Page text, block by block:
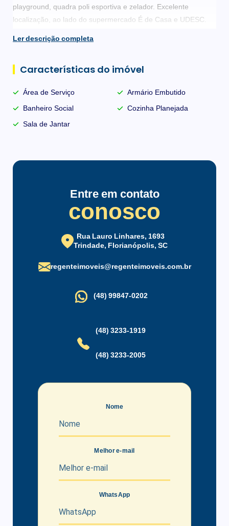
playground, quadra poli esportiva e zelador. Excelente
localização, ao lado do supermercado É de Casa e UDESC.
Contate um de nossos corretores e agende uma visita.
Ler descrição completa
Características do imóvel
Área de Serviço
Armário Embutido
Banheiro Social
Cozinha Planejada
Sala de Jantar
Entre em contato
conosco
Rua Lauro Linhares, 1693
Trindade, Florianópolis, SC
regenteimoveis@regenteimoveis.com.br
(48) 99847-0202
(48) 3233-1919
(48) 3233-2005
Nome
Melhor e-mail
WhatsApp